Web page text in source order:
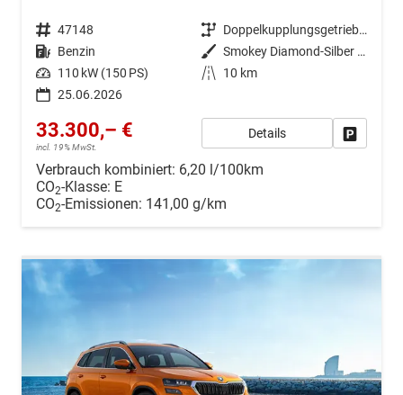
Fahrzeugnr. 47148 Getriebe
Doppelkupplungsgetriebe (DSG)
Kraftstoff Benzin Außenfarbe
Smokey Diamond-Silber Metallic
Leistung 110 kW (150 PS) Kilometerstand
10 km
25.06.2026
33.300,– €
incl. 19% MwSt.
Details
Verbrauch kombiniert: 6,20 l/100km
CO2-Klasse: E
CO2-Emissionen: 141,00 g/km